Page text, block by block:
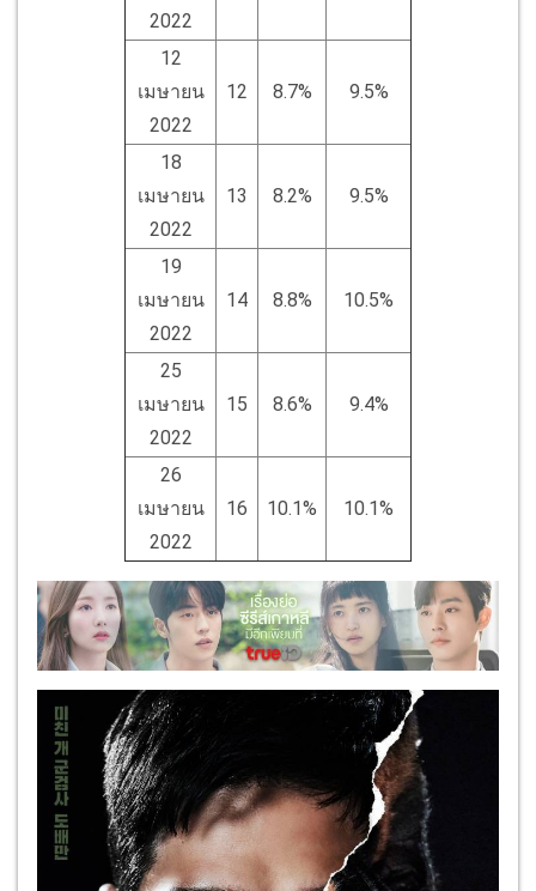
2022
12
เมษายน
2022
12 8.7% 9.5%
18
เมษายน
2022
13 8.2% 9.5%
19
เมษายน
2022
14 8.8% 10.5%
25
เมษายน
2022
15 8.6% 9.4%
26
เมษายน
2022
16 10.1% 10.1%